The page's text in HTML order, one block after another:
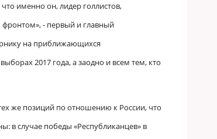
именно он, лидер голлистов,
- первый и главный
на приближающихся
выборах2017 года,а заодно и всем тем, кто
же позиций по отношению к России, что
в случае победы «Республиканцев» в